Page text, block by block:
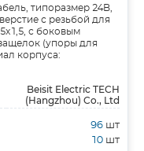
типоразмер 24B,
с резьбой для
с боковым
(упоры для
корпуса:
Beisit Electric TECH
(Hangzhou) Co., Ltd
96 шт
10 шт